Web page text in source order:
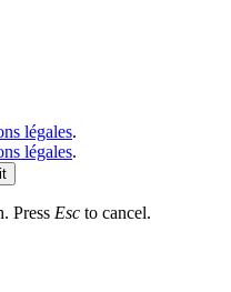
légales.
légales.
Press Esc to cancel.